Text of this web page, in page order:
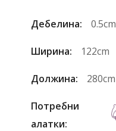
Дебелина: 0.5cm
Ширина: 122cm
Должина: 280cm
Потребни
алатки: